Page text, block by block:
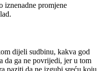
iznenadne promjene
dijeli sudbinu, kakva god
da ga ne povrijedi, jer u tom